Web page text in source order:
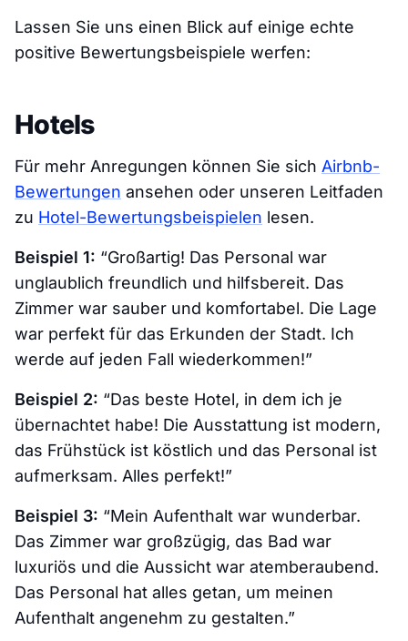
Lassen Sie uns einen Blick auf einige echte
positive Bewertungsbeispiele werfen:
Hotels
Für mehr Anregungen können Sie sich Airbnb-
Bewertungen ansehen oder unseren Leitfaden
zu Hotel-Bewertungsbeispielen lesen.
Beispiel 1: “Großartig! Das Personal war
unglaublich freundlich und hilfsbereit. Das
Zimmer war sauber und komfortabel. Die Lage
war perfekt für das Erkunden der Stadt. Ich
werde auf jeden Fall wiederkommen!”
Beispiel 2: “Das beste Hotel, in dem ich je
übernachtet habe! Die Ausstattung ist modern,
das Frühstück ist köstlich und das Personal ist
aufmerksam. Alles perfekt!”
Beispiel 3: “Mein Aufenthalt war wunderbar.
Das Zimmer war großzügig, das Bad war
luxuriös und die Aussicht war atemberaubend.
Das Personal hat alles getan, um meinen
Aufenthalt angenehm zu gestalten.”